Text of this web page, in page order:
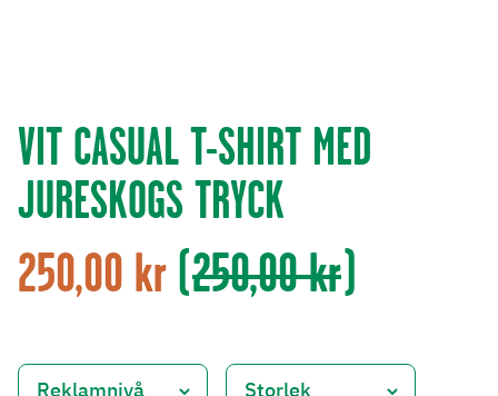
VIT CASUAL T-SHIRT MED
JURESKOGS TRYCK
250,00 kr (250,00 kr)